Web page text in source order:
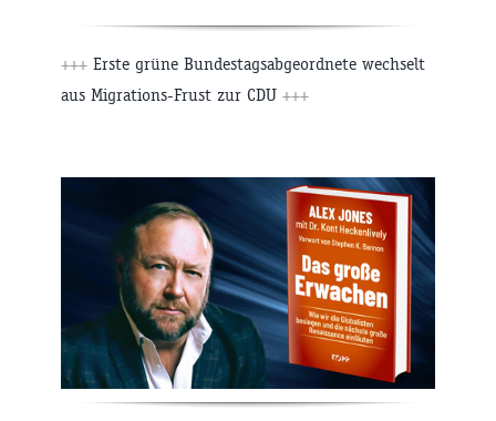
+++ Erste grüne Bundestagsabgeordnete wechselt
aus Migrations-Frust zur CDU +++